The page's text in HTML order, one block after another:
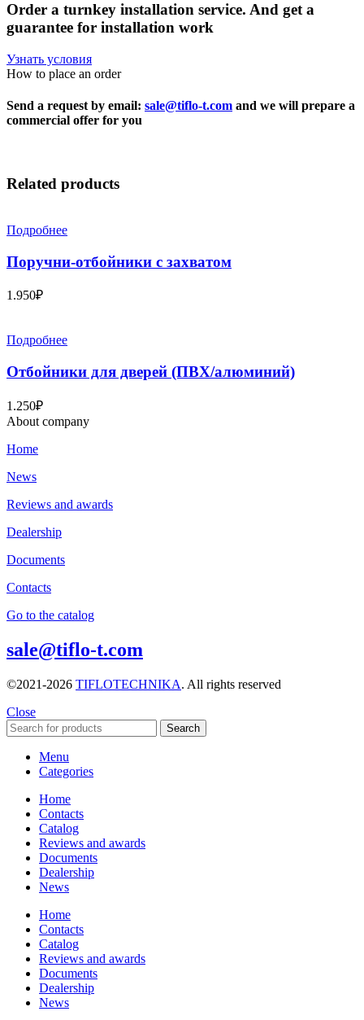
Order a turnkey installation service. And geta
guarantee for installation work
Узнать условия
How to place an order
Send a request by email: sale@tiflo-t.com and we will prepare a
commercial offer for you
Related products
Подробнее
Поручни-отбойники с захватом
1.950₽
Подробнее
Отбойники для дверей (ПВХ/алюминий)
1.250₽
About company
Home
News
Reviews and awards
Dealership
Documents
Contacts
Go to the catalog
sale@tiflo-t.com
©2021-2026 TIFLOTECHNIKA. All rights reserved
Close
Search
Menu
Categories
Home
Contacts
Catalog
Reviews and awards
Documents
Dealership
News
Home
Contacts
Catalog
Reviews and awards
Documents
Dealership
News